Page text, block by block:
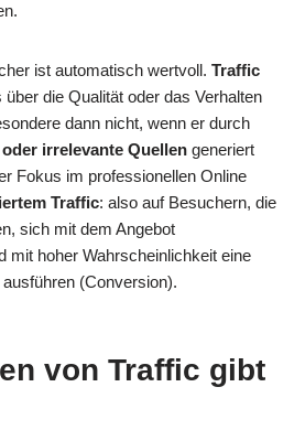
ist automatisch wertvoll. Traffic
die Qualität oder das Verhalten
dann nicht, wenn er durch
irrelevante Quellen generiert
Fokus im professionellen Online
Traffic: also auf Besuchern, die
sich mit dem Angebot
mit hoher Wahrscheinlichkeit eine
(Conversion).
von Traffic gibt